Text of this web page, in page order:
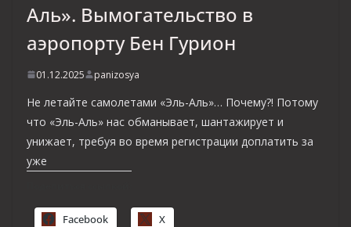
Аль». Вымогательство в
аэропорту Бен Гурион
01.12.2025 panizosya
Не летайте самолетами «Эль-Аль»… Почему?! Потому
что «Эль-Аль» нас обманывает, шантажирует и
унижает, требуя во время регистрации доплатить за
уже
Facebook X